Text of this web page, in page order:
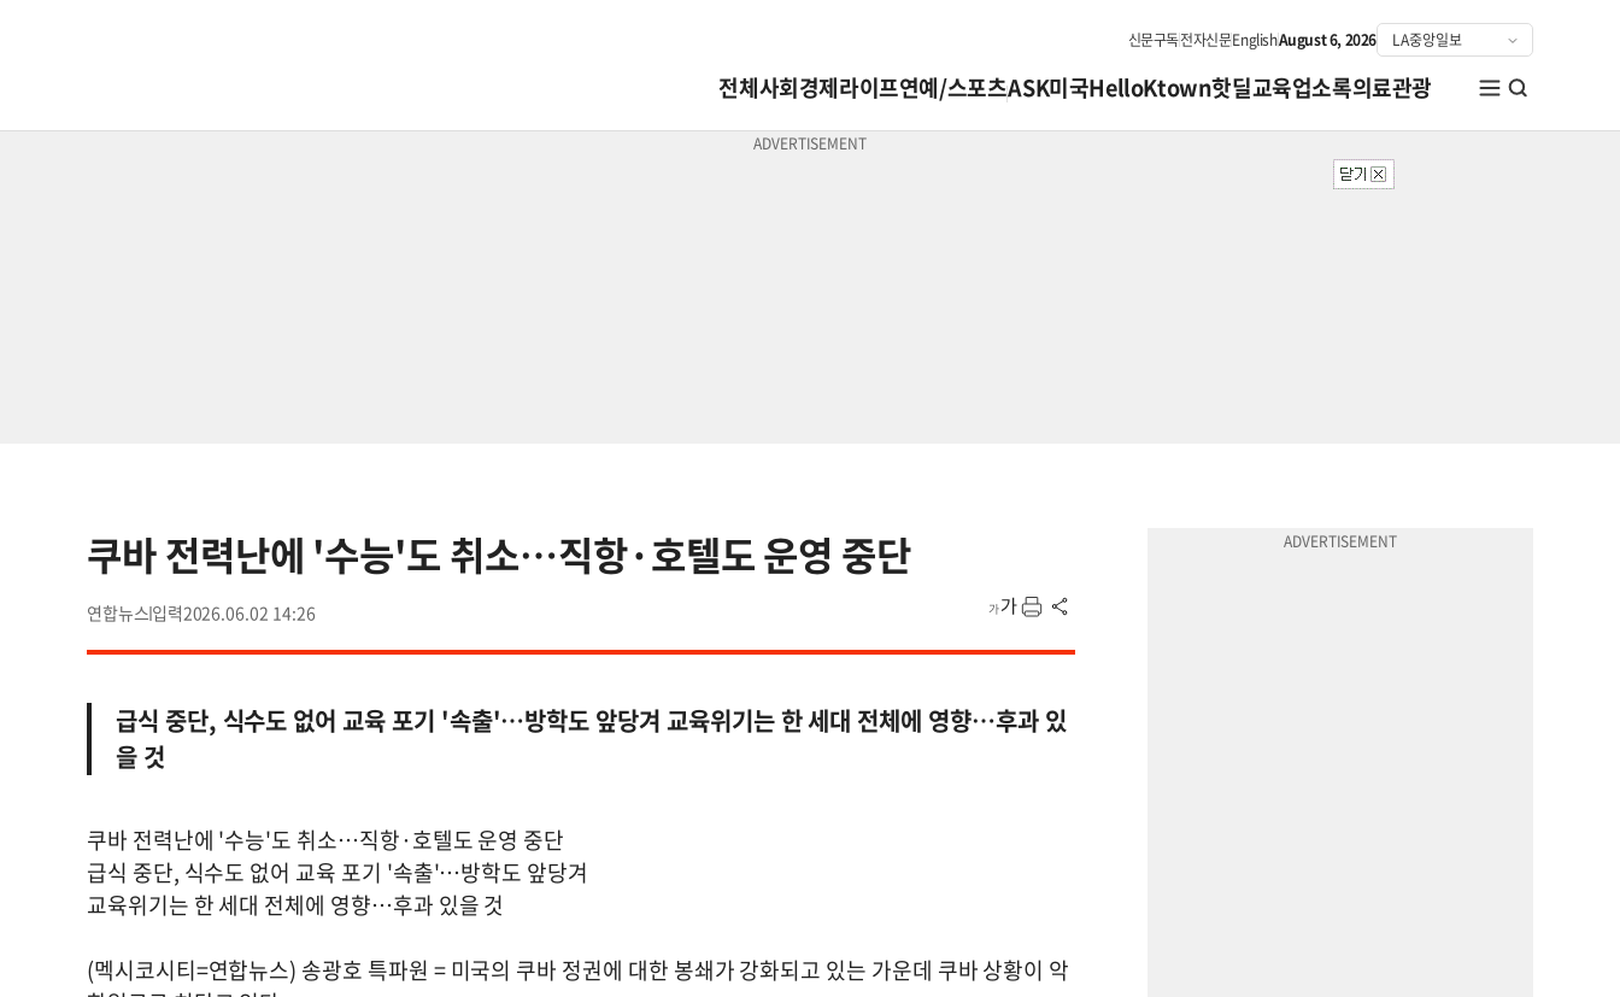
신문구독전자신문EnglishAugust 6, 2026
전체사회경제라이프연예/스포츠ASK미국HelloKtown핫딜교육업소록의료관광
쿠바 전력난에 '수능'도 취소…직항·호텔도 운영 중단
연합뉴스 2026.06.02 14:26
급식 중단, 식수도 없어 교육 포기 '속출'…방학도 앞당겨 교육위기는 한 세대 전체에 영향…후과 있
을 것
쿠바 전력난에 '수능'도 취소…직항·호텔도 운영 중단
급식 중단, 식수도 없어 교육 포기 '속출'…방학도 앞당겨
교육위기는 한 세대 전체에 영향…후과 있을 것
(멕시코시티=연합뉴스) 송광호 특파원 = 미국의 쿠바 정권에 대한 봉쇄가 강화되고 있는 가운데 쿠바 상황이 악